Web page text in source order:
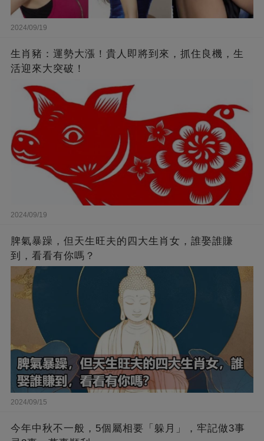
2024/09/19
生肖豬：運勢大漲！貴人即將到來，抓住良機，生
活迎來大突破！
2024/09/19
脾氣暴躁，但天生旺夫的四大生肖女，誰娶誰賺
到，看看有你嗎？
2024/09/15
今年中秋不一般，5個屬相要「躲月」，牢記做3事